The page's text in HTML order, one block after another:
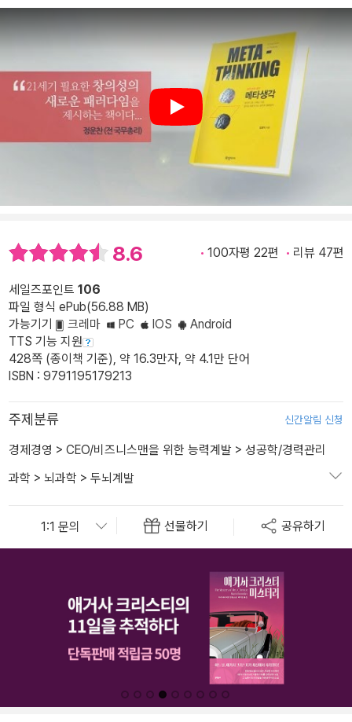
Play
8.6 100자평 22편 리뷰 47편
세일즈포인트 106
파일 형식 ePub(56.88 MB)
가능기기
크레마 PC IOS
Android
TTS 기능 지원
428쪽 (종이책 기준), 약 16.3만자, 약 4.1만 단어
ISBN : 9791195179213
주제분류 신간알림 신청
경제경영 > CEO/비즈니스맨을 위한 능력계발 > 성공학/경력관리
과학 > 뇌과학 > 두뇌계발
선물하기 공유하기